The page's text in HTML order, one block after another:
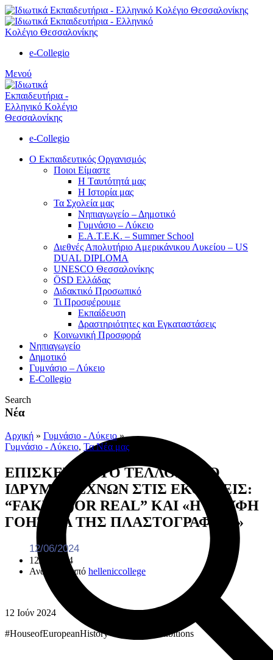
e-Collegio
Μενού
e-Collegio
Ο Εκπαιδευτικός Οργανισμός
Ποιοι Είμαστε
Η Tαυτότητά μας
Η Ιστορία μας
Τα Σχολεία μας
Νηπιαγωγείο – Δημοτικό
Γυμνάσιο – Λύκειο
Ε.Α.Τ.Ε.Κ. – Summer School
Διεθνές Απολυτήριο Αμερικάνικου Λυκείου – US
DUAL DIPLOMA
UNESCO Θεσσαλονίκης
ÖSD Ελλάδας
Διδακτικό Προσωπικό
Τι Προσφέρουμε
Eκπαίδευση
Δραστηριότητες και Εγκαταστάσεις
Κοινωνική Προσφορά
Νηπιαγωγείο
Δημοτικό
Γυμνάσιο – Λύκειο
E-Collegio
Search
Νέα
Αρχική » Γυμνάσιο - Λύκειο»
Γυμνάσιο - Λύκειο, Τα Νέα μας
ΕΠΙΣΚΕΨΗ ΣΤΟ ΤΕΛΛΟΓΛΕΙΟ
ΙΔΡΥΜΑ ΤΕΧΝΩΝ ΣΤΙΣ EΚΘΕΣΕΙΣ:
“FAKE (F)OR REAL” ΚΑΙ «Η ΚΡΥΦΗ
ΓΟΗΤΕΙΑ ΤΗΣ ΠΛΑΣΤΟΓΡΑΦΙΑΣ»
12/06/2024
12/06/2024
Ανάρτηση από helleniccollege
12 Ιούν 2024
#HouseofEuropeanHistory #teloglionexhibitions